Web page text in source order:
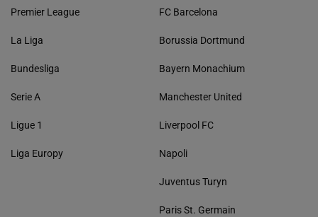
Premier League
La Liga
Bundesliga
Serie A
Ligue 1
Liga Europy
FC Barcelona
Borussia Dortmund
Bayern Monachium
Manchester United
Liverpool FC
Napoli
Juventus Turyn
Paris St. Germain